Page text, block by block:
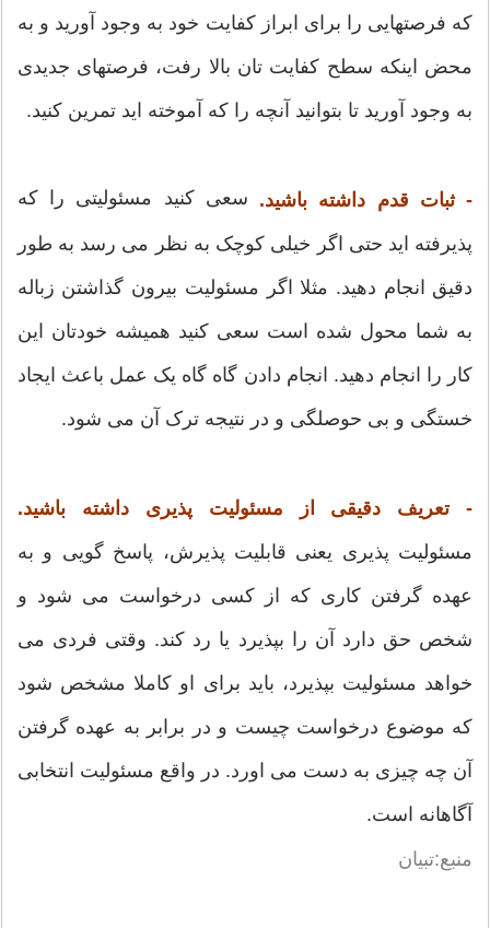
که فرصتهایی را برای ابراز کفایت خود به وجود آورید و به
محض اینکه سطح کفایت تان بالا رفت، فرصتهای جدیدی
به وجود آورید تا بتوانید آنچه را که آموخته اید تمرین کنید.
- ثبات قدم داشته باشید. سعی کنید مسئولیتی را که
پذیرفته اید حتی اگر خیلی کوچک به نظر می رسد به طور
دقیق انجام دهید. مثلا اگر مسئولیت بیرون گذاشتن زباله
به شما محول شده است سعی کنید همیشه خودتان این
کار را انجام دهید. انجام دادن گاه گاه یک عمل باعث ایجاد
خستگی و بی حوصلگی و در نتیجه ترک آن می شود.
- تعریف دقیقی از مسئولیت پذیری داشته باشید.
مسئولیت پذیری یعنی قابلیت پذیرش، پاسخ گویی و به
عهده گرفتن کاری که از کسی درخواست می شود و
شخص حق دارد آن را بپذیرد یا رد کند. وقتی فردی می
خواهد مسئولیت بپذیرد، باید برای او کاملا مشخص شود
که موضوع درخواست چیست و در برابر به عهده گرفتن
آن چه چیزی به دست می اورد. در واقع مسئولیت انتخابی
آگاهانه است.
منبع:تبیان